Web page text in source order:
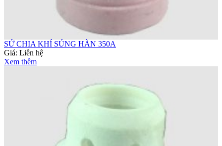
SỨ CHIA KHÍ SÚNG HÀN 350A
Giá: Liên hệ
Xem thêm